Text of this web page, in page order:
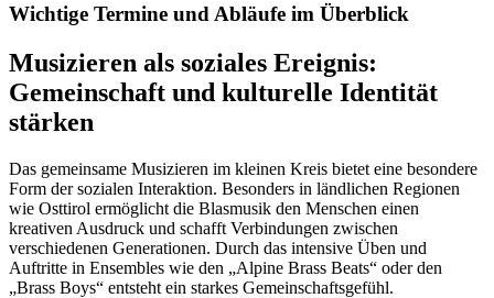
Wichtige Termine und Abläufe im Überblick
Musizieren als soziales Ereignis:
Gemeinschaft und kulturelle Identität
stärken
Das gemeinsame Musizieren im kleinen Kreis bietet eine besondere
Form der sozialen Interaktion. Besonders in ländlichen Regionen
wie Osttirol ermöglicht die Blasmusik den Menschen einen
kreativen Ausdruck und schafft Verbindungen zwischen
verschiedenen Generationen. Durch das intensive Üben und
Auftritte in Ensembles wie den „Alpine Brass Beats“ oder den
„Brass Boys“ entsteht ein starkes Gemeinschaftsgefühl.